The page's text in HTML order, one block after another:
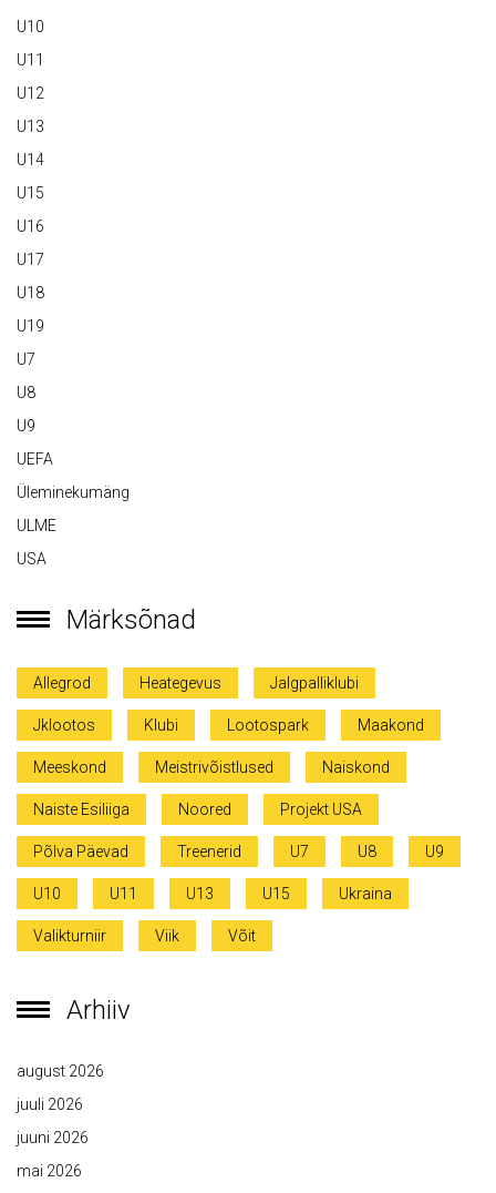
U10
U11
U12
U13
U14
U15
U16
U17
U18
U19
U7
U8
U9
UEFA
Üleminekumäng
ULME
USA
Märksõnad
Allegrod Heategevus Jalgpalliklubi
Jklootos Klubi Lootospark Maakond
Meeskond Meistrivõistlused Naiskond
Naiste Esiliiga Noored Projekt USA
Põlva Päevad Treenerid U7 U8 U9
U10 U11 U13 U15 Ukraina
Valikturniir Viik Võit
Arhiiv
august 2026
juuli 2026
juuni 2026
mai 2026